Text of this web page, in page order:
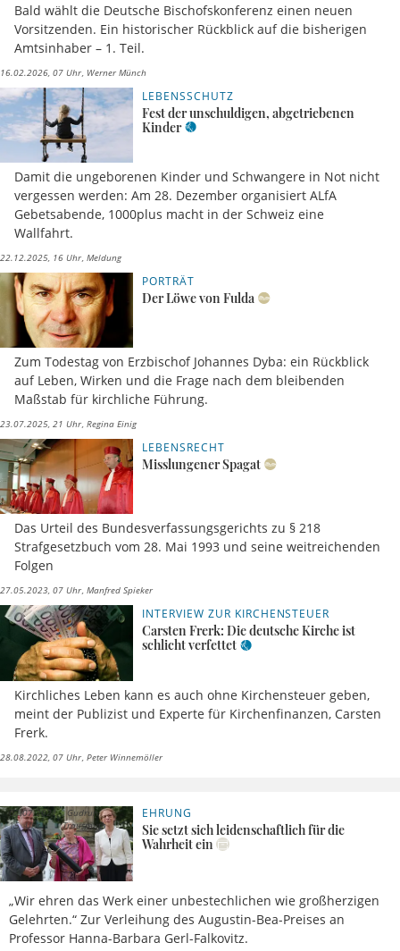
Bald wählt die Deutsche Bischofskonferenz einen neuen
Vorsitzenden. Ein historischer Rückblick auf die bisherigen
Amtsinhaber – 1. Teil.
16.02.2026, 07 Uhr Werner Münch
LEBENSSCHUTZ
Fest der unschuldigen, abgetriebenen
Kinder
Damit die ungeborenen Kinder und Schwangere in Not nicht
vergessen werden: Am 28. Dezember organisiert ALfA
Gebetsabende, 1000plus macht in der Schweiz eine
Wallfahrt.
22.12.2025, 16 Uhr Meldung
PORTRÄT
Der Löwe von Fulda
Zum Todestag von Erzbischof Johannes Dyba: ein Rückblick
auf Leben, Wirken und die Frage nach dem bleibenden
Maßstab für kirchliche Führung.
23.07.2025, 21 Uhr Regina Einig
LEBENSRECHT
Misslungener Spagat
Das Urteil des Bundesverfassungsgerichts zu § 218
Strafgesetzbuch vom 28. Mai 1993 und seine weitreichenden
Folgen
27.05.2023, 07 Uhr Manfred Spieker
INTERVIEW ZUR KIRCHENSTEUER
Carsten Frerk: Die deutsche Kirche ist
schlicht verfettet
Kirchliches Leben kann es auch ohne Kirchensteuer geben,
meint der Publizist und Experte für Kirchenfinanzen, Carsten
Frerk.
28.08.2022, 07 Uhr Peter Winnemöller
EHRUNG
Sie setzt sich leidenschaftlich für die
Wahrheit ein
„Wir ehren das Werk einer unbestechlichen wie großherzigen
Gelehrten.“ Zur Verleihung des Augustin-Bea-Preises an
Professor Hanna-Barbara Gerl-Falkovitz.
02.07.2021,
15 Uhr
Gudrun
Trausmuth